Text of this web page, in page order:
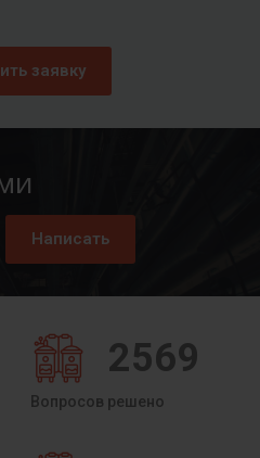
заявку
Написать
2569
Вопросов решено